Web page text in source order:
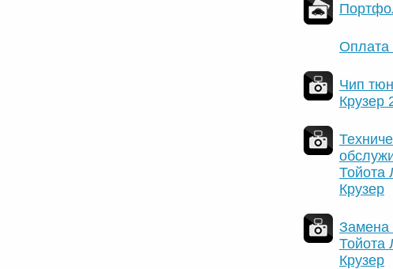
Оплата
Чип
Крузер
Тойота
Крузер
Замена
Тойота
Крузер